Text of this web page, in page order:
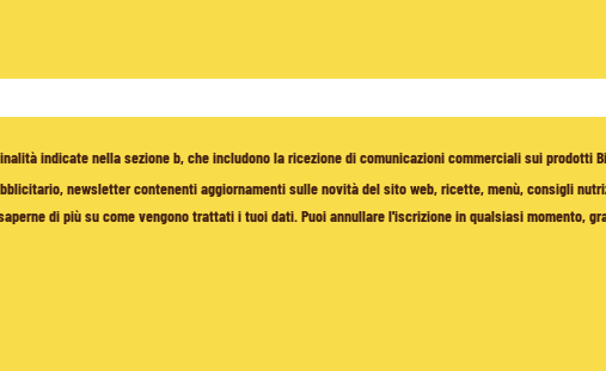
indicate nella sezione b, che includono la ricezione di comunicazioni commerciali sui prodotti
newsletter contenenti aggiornamenti sulle novità del sito web, ricette, menù, consigli
di più su come vengono trattati i tuoi dati. Puoi annullare l'iscrizione in qualsiasi momento,